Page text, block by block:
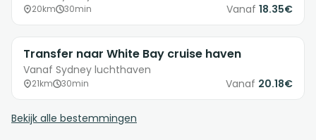
20km 30min Vanaf 18.35€
Transfer naar White Bay cruise haven
Vanaf Sydney luchthaven
21km 30min Vanaf 20.18€
Bekijk alle bestemmingen